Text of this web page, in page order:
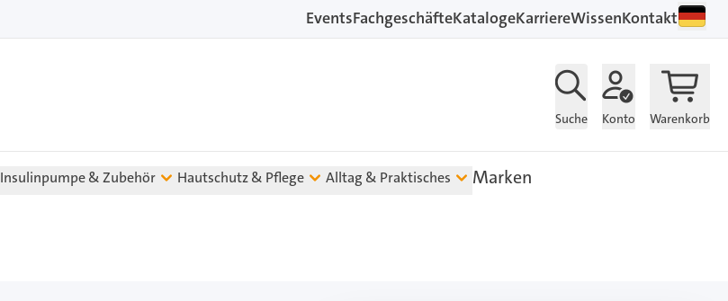
EventsFachgeschäfteKatalogeKarriereWissenKontakt
Suche Konto Warenkorb
Insulinpumpe & Zubehör Hautschutz & Pflege Alltag & Praktisches Marken